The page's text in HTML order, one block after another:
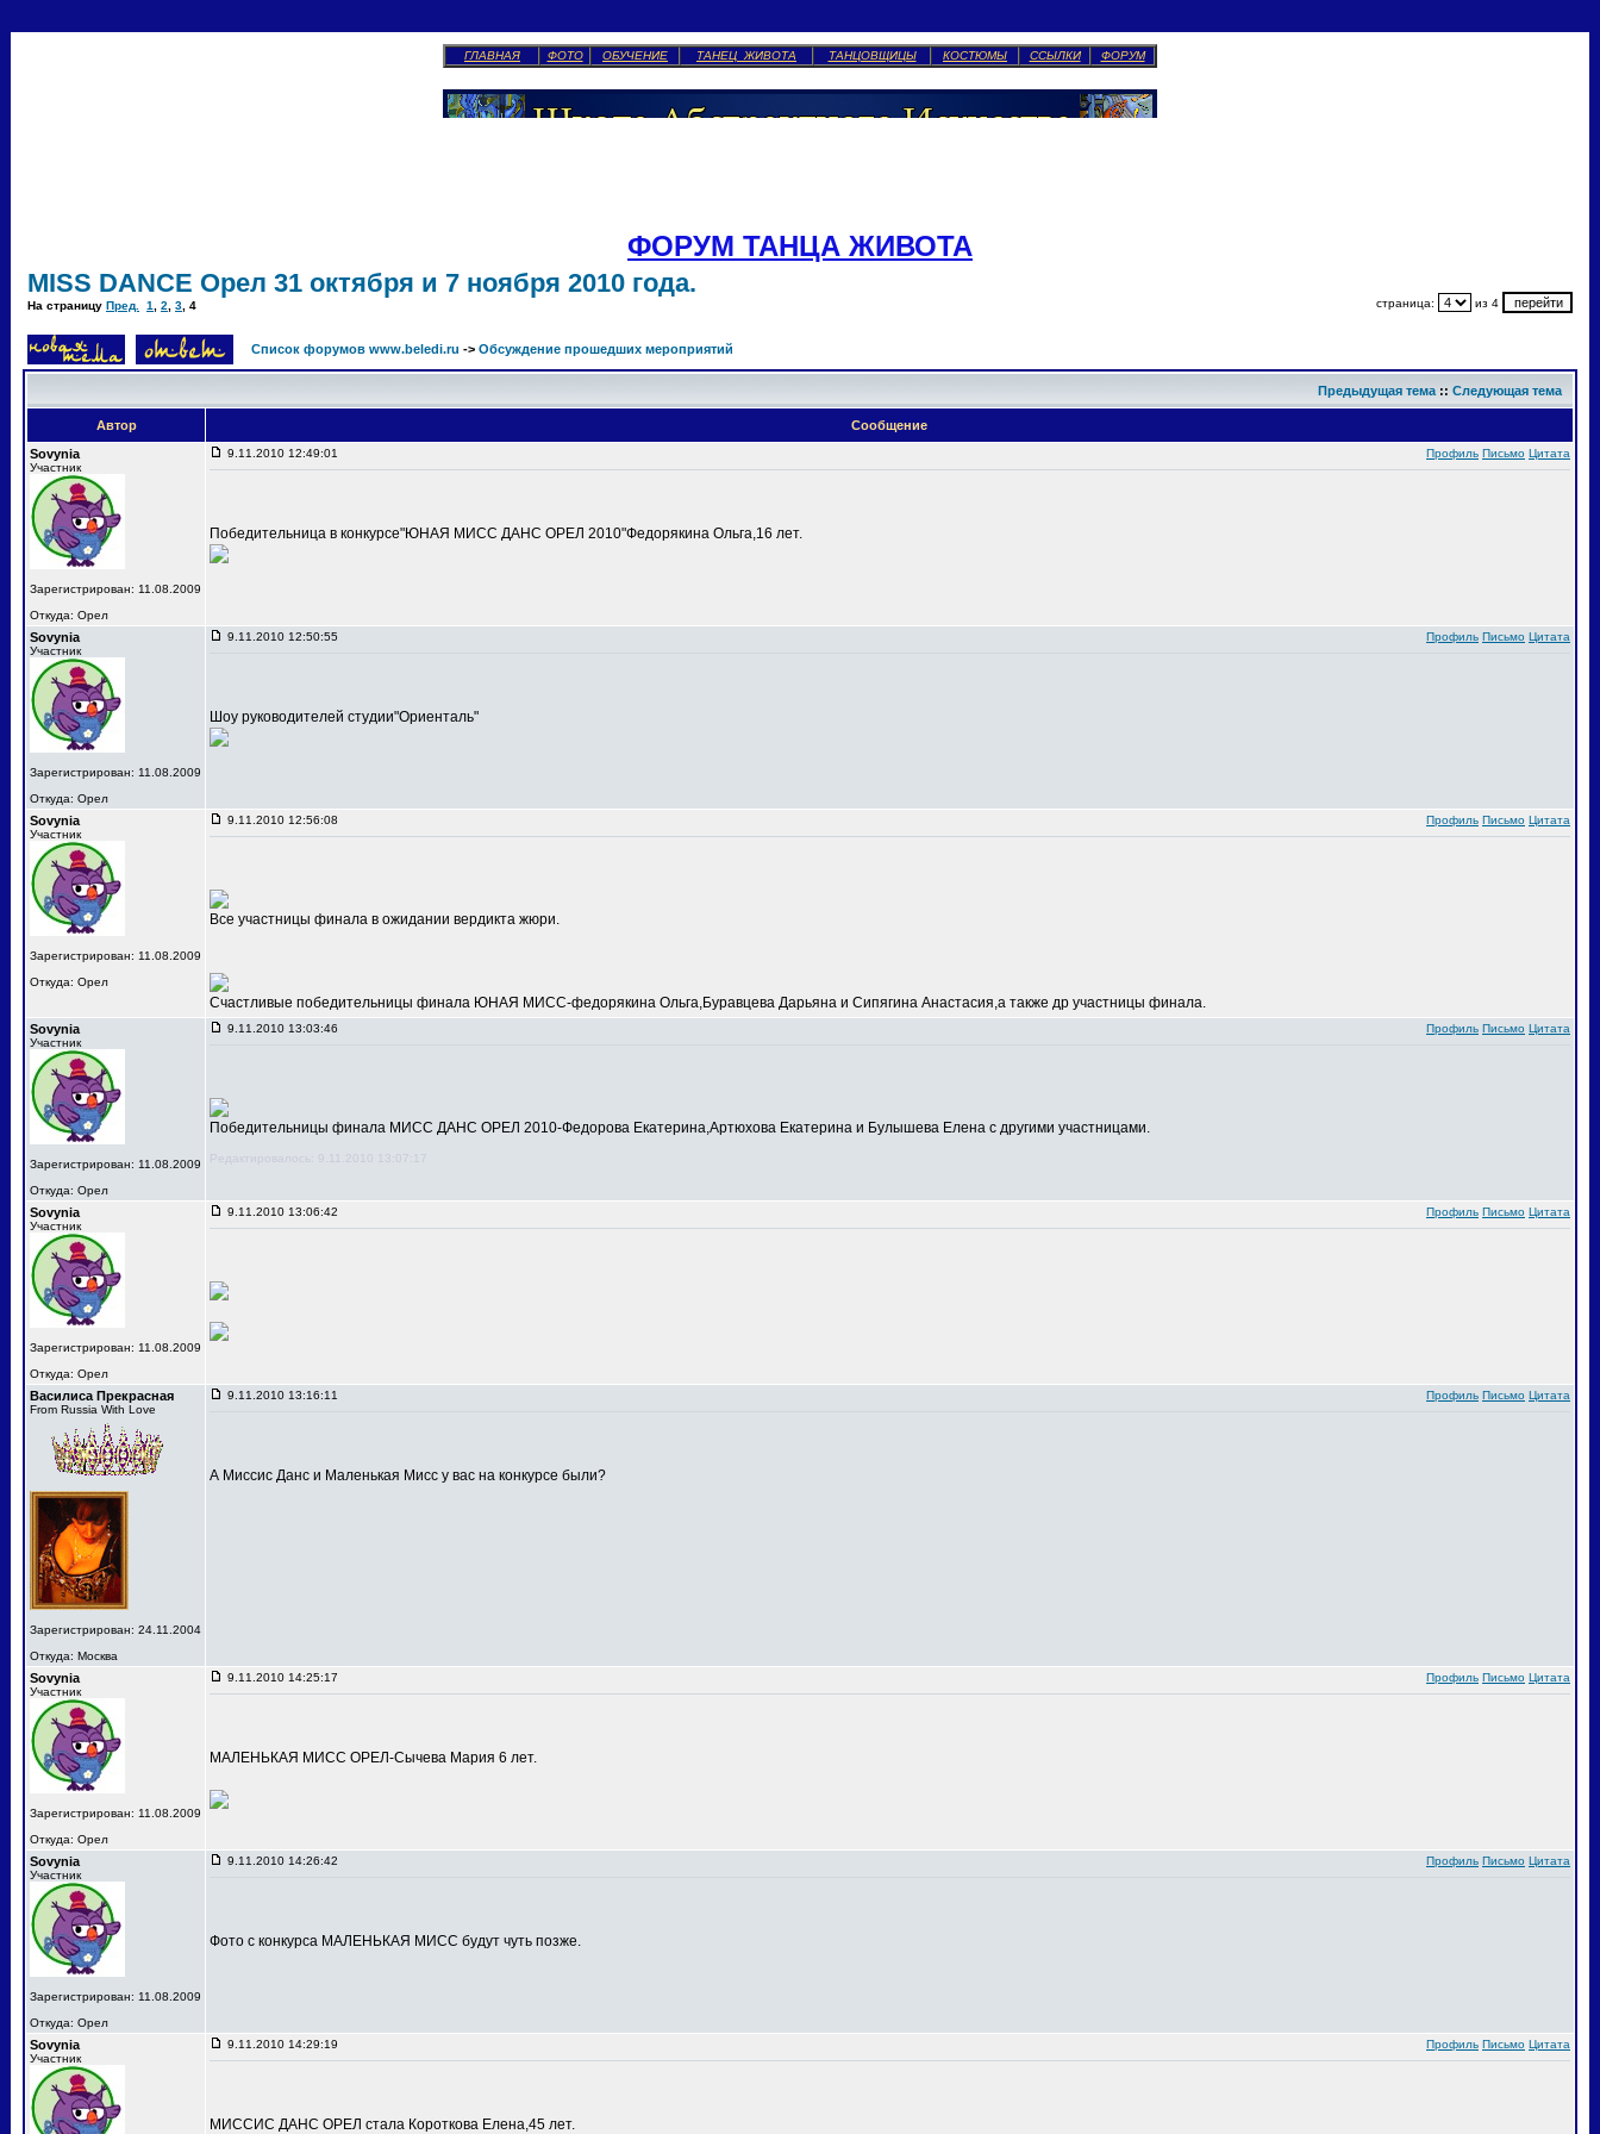
ГЛАВНАЯ ФОТО ОБУЧЕНИЕ ТАНЕЦ ЖИВОТА ТАНЦОВЩИЦЫ КОСТЮМЫ ССЫЛКИ ФОРУМ
ФОРУМ ТАНЦА ЖИВОТА
MISS DANCE Орел 31 октября и 7 ноября 2010 года.
На страницу Пред. 1 2 3 4 страница: из 4
Список форумов www.beledi.ru -> Обсуждение прошедших мероприятий
Предыдущая тема :: Следующая тема
Автор
Сообщение
Sovynia
Участник
Зарегистрирован: 11.08.2009
Откуда: Орел
9.11.2010 12:49:01 Профиль Письмо Цитата
Победительница в конкурсе"ЮНАЯ МИСС ДАНС ОРЕЛ 2010"Федорякина Ольга,16 лет.
Sovynia
Участник
Зарегистрирован: 11.08.2009
Откуда: Орел
9.11.2010 12:50:55 Профиль Письмо Цитата
Шоу руководителей студии"Ориенталь"
Sovynia
Участник
Зарегистрирован: 11.08.2009
Откуда: Орел
9.11.2010 12:56:08 Профиль Письмо Цитата
Все участницы финала в ожидании вердикта жюри.
Счастливые победительницы финала ЮНАЯ МИСС-федорякина Ольга,Буравцева Дарьяна и Сипягина Анастасия,а также др участницы финала.
Sovynia
Участник
Зарегистрирован: 11.08.2009
Откуда: Орел
9.11.2010 13:03:46 Профиль Письмо Цитата
Победительницы финала МИСС ДАНС ОРЕЛ 2010-Федорова Екатерина,Артюхова Екатерина и Булышева Елена с другими участницами.
Редактировалось: 9.11.2010 13:07:17
Sovynia
Участник
Зарегистрирован: 11.08.2009
Откуда: Орел
9.11.2010 13:06:42 Профиль Письмо Цитата
Василиса Прекрасная
From Russia With Love
Зарегистрирован: 24.11.2004
Откуда: Москва
9.11.2010 13:16:11 Профиль Письмо Цитата
А Миссис Данс и Маленькая Мисс у вас на конкурсе были?
Sovynia
Участник
Зарегистрирован: 11.08.2009
Откуда: Орел
9.11.2010 14:25:17 Профиль Письмо Цитата
МАЛЕНЬКАЯ МИСС ОРЕЛ-Сычева Мария 6 лет.
Sovynia
Участник
Зарегистрирован: 11.08.2009
Откуда: Орел
9.11.2010 14:26:42 Профиль Письмо Цитата
Фото с конкурса МАЛЕНЬКАЯ МИСС будут чуть позже.
Sovynia
Участник
9.11.2010 14:29:19 Профиль Письмо Цитата
МИССИС ДАНС ОРЕЛ стала Короткова Елена,45 лет.